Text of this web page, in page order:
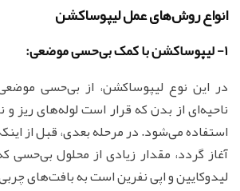
انواع روش‌های عمل لیپوساکشن
1- لیپوساکشن با کمک بی‌حسی موضعی:
در این نوع لیپوساکشن، از بی‌حسی
ناحیه‌ای از بدن که قرار است لوله‌های ریز و
استفاده می‌شود. در مرحله بعدی، قبل از
آغاز گردد، مقدار زیادی از محلول بی‌حسی
لیدوکایین و اپی نفرین است به بافت‌های